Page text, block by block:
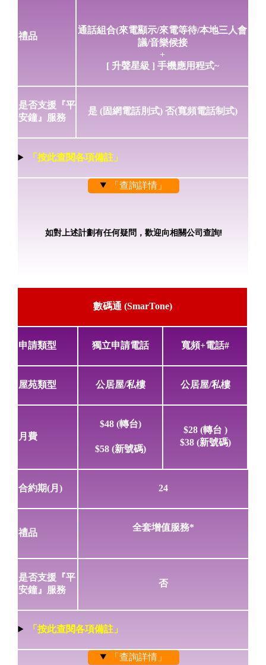
禮品
通話組合(來電顯示/來電等待/本地三人會
議/音樂候接
+
[ 升聲星級 ] 手機應用程式~
是否支援『平
安鐘』服務
是 (固網電話刖式) 否(寬頻電話制式)
「按此查閱各項備註」
「查詢詳情」
如對上述計劃有任何疑問，歡迎向相關公司查詢!
數碼通 (SmarTone)
申請類型 獨立申請電話 寬頻+電話#
屋苑類型 公居屋/私樓 公居屋/私樓
月費
$48(轉台)
$58(新號碼)
$28(轉台 )
$38(新號碼)
合約期(月) 24
禮品
全套增值服務*
是否支援『平
安鐘』服務
否
「按此查閱各項備註」
「查詢詳情」